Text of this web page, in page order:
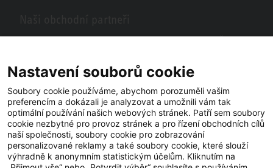
se vám naši partneři ve vašem okolí.
Nastavení souborů cookie
Soubory cookie používáme, abychom porozuměli vašim
preferencím a dokázali je analyzovat a umožnili vám tak
optimální používání našich webových stránek. Patří sem soubory
cookie nezbytné pro provoz stránek a pro řízení obchodních cílů
naší společnosti, soubory cookie pro zobrazování
personalizované reklamy a také soubory cookie, které slouží
výhradně k anonymním statistickým účelům. Kliknutím na